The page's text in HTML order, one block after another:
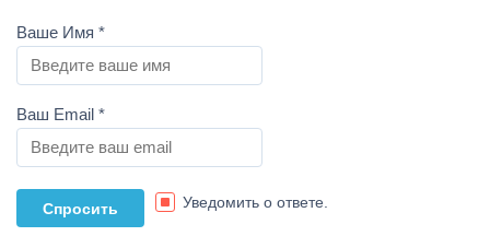
Ваше Имя *
Ваш Email *
Уведомить о ответе.